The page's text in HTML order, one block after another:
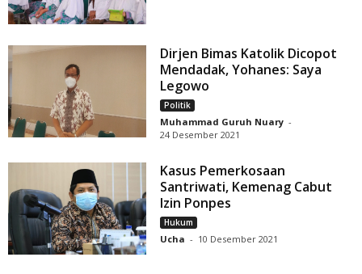
Dirjen Bimas Katolik Dicopot
Mendadak, Yohanes: Saya
Legowo
Politik
Muhammad Guruh Nuary -
24 Desember 2021
Kasus Pemerkosaan
Santriwati, Kemenag Cabut
Izin Ponpes
Hukum
Ucha - 10 Desember 2021